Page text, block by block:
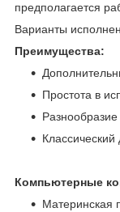
предполагается
Варианты
Преимущества:
Простота в
Классический
Компьютерные
Материнская